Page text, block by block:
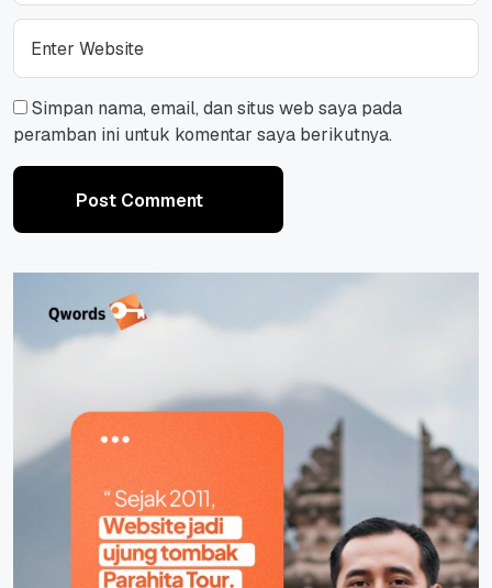
Simpan nama, email, dan situs web saya pada
peramban ini untuk komentar saya berikutnya.
Post Comment